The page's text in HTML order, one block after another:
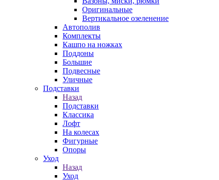
Оригинальные
Вертикальное озеленение
Автополив
Комплекты
Кашпо на ножках
Поддоны
Большие
Подвесные
Уличные
Подставки
Назад
Подставки
Классика
Лофт
На колесах
Фигурные
Опоры
Уход
Назад
Уход